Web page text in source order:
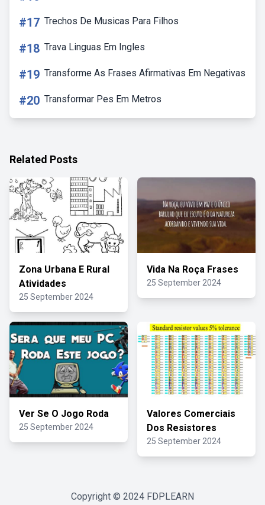
#17 Trechos De Musicas Para Filhos
#18 Trava Linguas Em Ingles
#19 Transforme As Frases Afirmativas Em Negativas
#20 Transformar Pes Em Metros
Related Posts
Zona Urbana E Rural
Atividades
25 September 2024
Vida Na Roça Frases
25 September 2024
Ver Se O Jogo Roda
25 September 2024
Valores Comerciais
Dos Resistores
25 September 2024
Copyright © 2024 FDPLEARN